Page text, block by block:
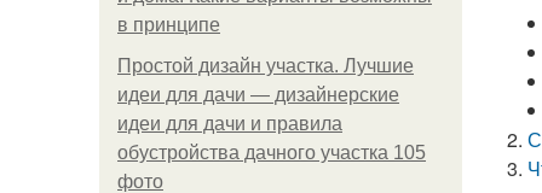
в принципе
Простой дизайн участка. Лучшие
идеи для дачи — дизайнерские
идеи для дачи и правила
обустройства дачного участка 105
фото